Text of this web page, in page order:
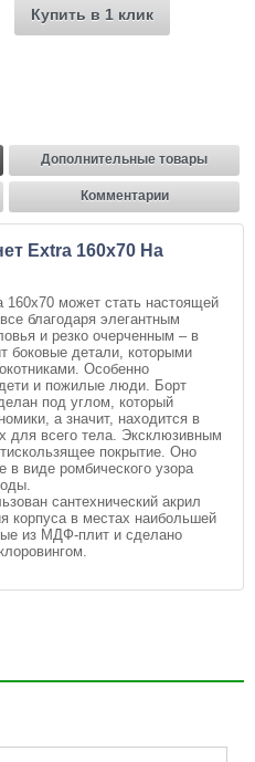
Купить в 1 клик
Дополнительные товары
Комментарии
Extra 160x70 На
160x70 может стать настоящей
благодаря элегантным
и резко очерченным – в
боковые детали, которыми
Особенно
и пожилые люди. Борт
под углом, который
а значит, находится в
для всего тела. Эксклюзивным
покрытие. Оно
виде ромбического узора
сантехнический акрил
корпуса в местах наибольшей
из МДФ-плит и сделано